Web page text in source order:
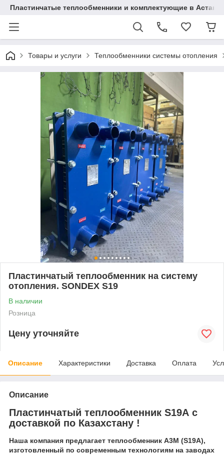
Пластинчатые теплообменники и комплектующие в Астане
Товары и услуги Теплообменники системы отопления
Пластинчатый теплообменник на систему
отопления. SONDEX S19
В наличии
Розница
Цену уточняйте
Описание Характеристики Доставка Оплата
Описание
Пластинчатый теплообменник S19А с
доставкой по Казахстану !
Наша компания предлагает теплообменник А3M (S19A),
изготовленный по современным технологиям на заводах